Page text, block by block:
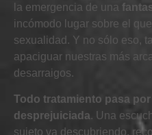
la emergencia de una
incómodo lugar sobre el
sexualidad. Y no sólo eso,
apaciguar nuestras más
desarraigos.
Todo tratamiento pasa
desprejuiciada. Una
sujeto va descubriendo,